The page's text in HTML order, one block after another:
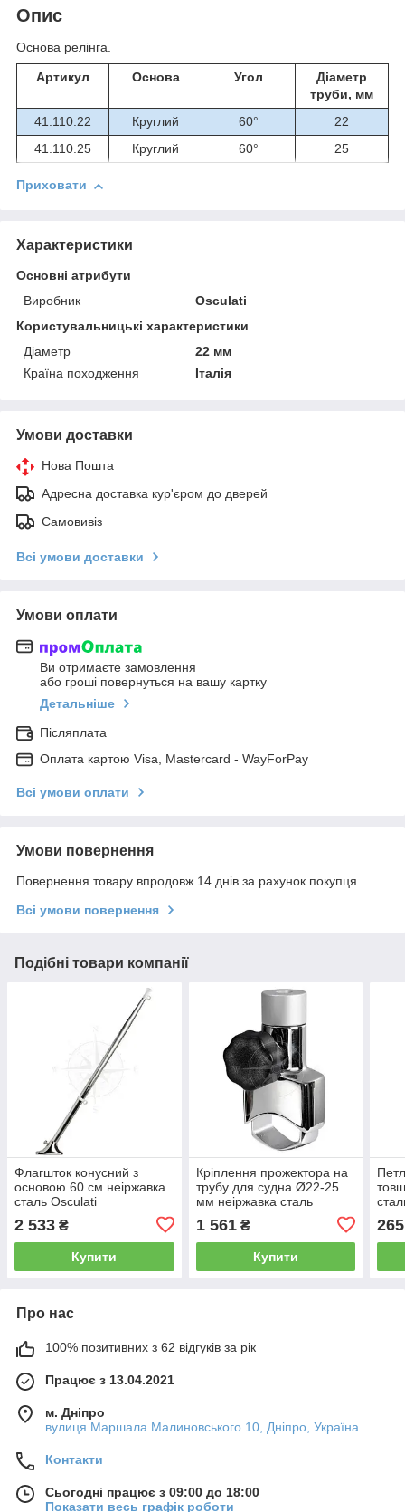
Опис
Основа релінга.
Артикул Основа Угол
Діаметр
труби, мм
41.110.22
Круглий 60°
22
41.110.25
Круглий 60° 25
Приховати
Характеристики
Основні атрибути
Виробник
Osculati
Користувальницькі характеристики
Діаметр
22 мм
Країна походження
Італія
Умови доставки
Нова Пошта
Адресна доставка кур'єром до дверей
Самовивіз
Всі умови доставки
Умови оплати
Ви отримаєте замовлення
або гроші повернуться на вашу картку
Детальніше
Післяплата
Оплата картою Visa, Mastercard - WayForPay
Всі умови оплати
Умови повернення
Повернення товару впродовж 14 днів за рахунок покупця
Всі умови повернення
Подібні товари компанії
Флагшток конусний з
основою 60 см неіржавка
сталь Osculati
2 533 ₴
Купити
Кріплення прожектора на
трубу для судна Ø22-25
мм неіржавка сталь
1 561₴
Купити
265
Про нас
100% позитивних з 62 відгуків за рік
Працює з 13.04.2021
м. Дніпро
вулиця Маршала Малиновського 10, Дніпро, Україна
Контакти
Сьогодні працює з 09:00 до 18:00
Показати весь графік роботи